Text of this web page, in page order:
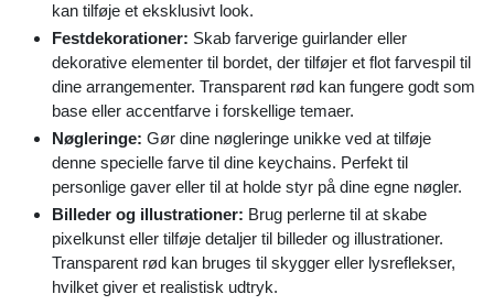
kan tilføje et eksklusivt look.
Festdekorationer: Skab farverige guirlander eller
dekorative elementer til bordet, der tilføjer et flot farvespil til
dine arrangementer. Transparent rød kan fungere godt som
base eller accentfarve i forskellige temaer.
Nøgleringe: Gør dine nøgleringe unikke ved at tilføje
denne specielle farve til dine keychains. Perfekt til
personlige gaver eller til at holde styr på dine egne nøgler.
Billeder og illustrationer: Brug perlerne til at skabe
pixelkunst eller tilføje detaljer til billeder og illustrationer.
Transparent rød kan bruges til skygger eller lysreflekser,
hvilket giver et realistisk udtryk.